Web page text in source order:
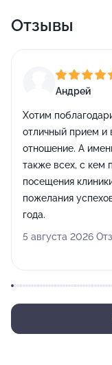
Отзывы
Андрей
Хотим
отличный прием и
отношение. А
также всех, с кем
посещения
пожелания
года.
5 августа 2026